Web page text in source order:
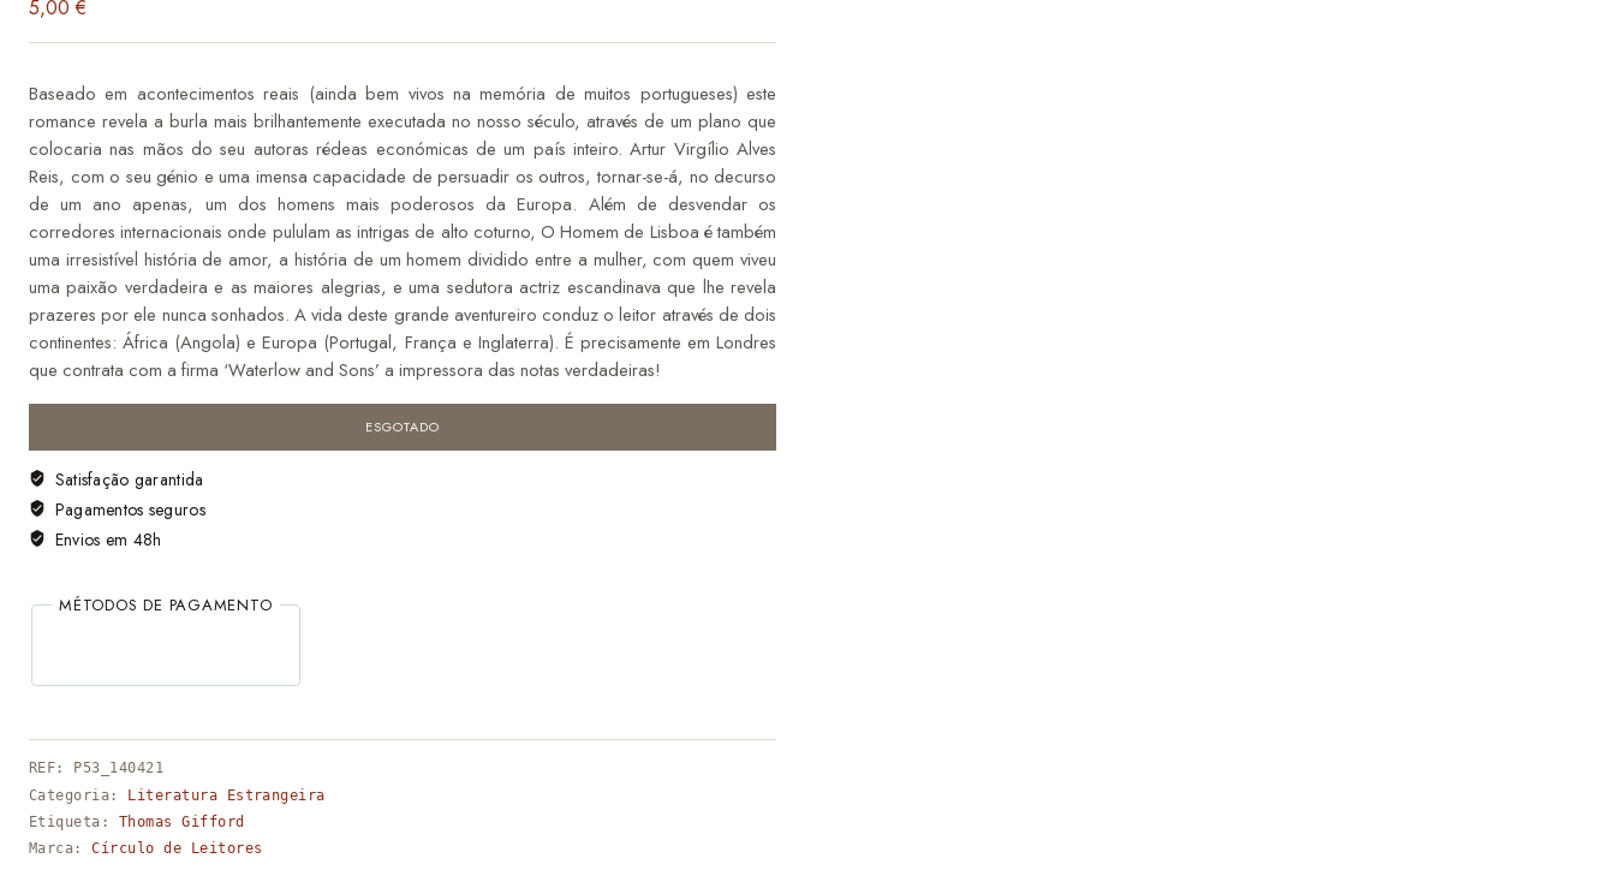
5,00€
Baseado em acontecimentos reais (ainda bem vivos na memória de muitos portugueses) este
romance revela a burla mais brilhantemente executada no nosso século, através de um plano que
colocaria nas mãos do seu autoras rédeas económicas de um país inteiro. Artur Virgílio Alves
Reis, com o seu génio e uma imensa capacidade de persuadir os outros, tornar-se-á, no decurso
de um ano apenas, um dos homens mais poderosos da Europa. Além de desvendar os
corredores internacionais onde pululam as intrigas de alto coturno, O Homem de Lisboa é também
uma irresistível história de amor, a história de um homem dividido entre a mulher, com quem viveu
uma paixão verdadeira e as maiores alegrias, e uma sedutora actriz escandinava que lhe revela
prazeres por ele nunca sonhados. A vida deste grande aventureiro conduz o leitor através de dois
continentes: África (Angola) e Europa (Portugal, França e Inglaterra). É precisamente em Londres
que contrata com a firma ‘Waterlow and Sons’ a impressora das notas verdadeiras!
ESGOTADO
Satisfação garantida
Pagamentos seguros
Envios em 48h
MÉTODOS DE PAGAMENTO
REF: P53_140421
Categoria:
Literatura Estrangeira
Etiqueta: Thomas Gifford
Marca:Círculo de Leitores